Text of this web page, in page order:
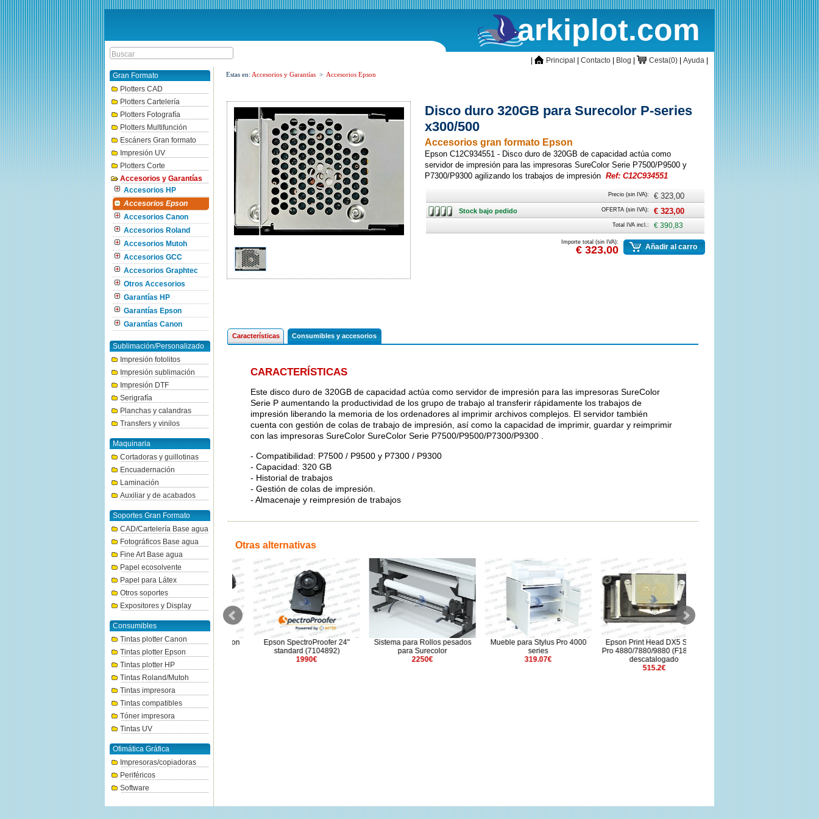
arkiplot.com
inicioPrincipal Contacto Blog CestaCesta(0) Ayuda
Gran Formato
Plotters CAD
Plotters Cartelería
Plotters Fotografía
Plotters Multifunción
Escáners Gran formato
Impresión UV
Plotters Corte
Accesorios y Garantías
Accesorios HP
Accesorios Epson
Accesorios Canon
Accesorios Roland
Accesorios Mutoh
Accesorios GCC
Accesorios Graphtec
Otros Accesorios
Garantías HP
Garantías Epson
Garantías Canon
Sublimación/Personalizado
Impresión fotolitos
Impresión sublimación
Impresión DTF
Serigrafía
Planchas y calandras
Transfers y vinilos
Maquinaria
Cortadoras y guillotinas
Encuadernación
Laminación
Auxiliar y de acabados
Soportes Gran Formato
CAD/Cartelería Base agua
Fotográficos Base agua
Fine Art Base agua
Papel ecosolvente
Papel para Látex
Otros soportes
Expositores y Display
Consumibles
Tintas plotter Canon
Tintas plotter Epson
Tintas plotter HP
Tintas Roland/Mutoh
Tintas impresora
Tintas compatibles
Tóner impresora
Tintas UV
Ofimática Gráfica
Impresoras/copiadoras
Periféricos
Software
Estas en: Accesorios y Garantías > Accesorios Epson
Disco duro 320GB para Surecolor P-series
x300/500
Accesorios gran formato Epson
Epson C12C934551 - Disco duro de 320GB de capacidad actúa como
servidor de impresión para las impresoras SureColor Serie P7500/P9500 y
P7300/P9300 agilizando los trabajos de impresión Ref: C12C934551
Precio (sin IVA): € 323,00
Stock
bajo
Stock bajo pedido OFERTA (sin IVA): € 323,00
Total IVA incl.: € 390,83
Importe total (sin IVA):
€ 323,00 Añadir al carro
Características Consumibles y accesorios
CARACTERÍSTICAS
Este disco duro de 320GB de capacidad actúa como servidor de impresión para las impresoras SureColor
Serie P aumentando la productividad de los grupo de trabajo al transferir rápidamente los trabajos de
impresión liberando la memoria de los ordenadores al imprimir archivos complejos. El servidor también
cuenta con gestión de colas de trabajo de impresión, así como la capacidad de imprimir, guardar y reimprimir
con las impresoras SureColor SureColor Serie P7500/P9500/P7300/P9300 .
- Compatibilidad: P7500 / P9500 y P7300 / P9300
- Capacidad: 320 GB
- Historial de trabajos
- Gestión de colas de impresión.
- Almacenaje y reimpresión de trabajos
Otras alternativas
Eje para rollo 24" para Epson
SC-T3700/P6500
118€
Epson SpectroProofer 24"
standard (7104892)
Sistema para Rollos pesados
para Surecolor
2250€
Mueble para Stylus Pro 4000
319.07€
Epson Print Head DX5 Stylus
Pro 4880/7880/9880 (F187000)
descatalogado
515.2€